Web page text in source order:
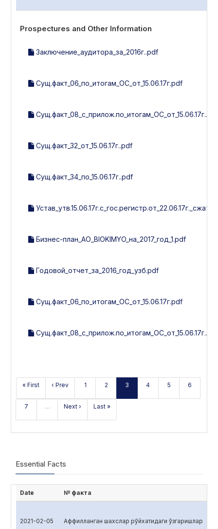
Prospectures and Other Information
Заключение_аудитора_за_2016г..pdf
Сущ.факт_06_по_итогам_ОС_от_15.06.17г.pdf
Сущ.факт_08_с_прилож.по_итогам_ОС_от_15.06.17г..pdf
Сущ.факт_32_от_15.06.17г..pdf
Сущ.факт_34_по_15.06.17г..pdf
Бизнес-план_АО_BIOKIMYO_на_2017_год_1.pdf
Годовой_отчет_за_2016_год_узб.pdf
Сущ.факт_06_по_итогам_ОС_от_15.06.17г.pdf
Сущ.факт_08_с_прилож.по_итогам_ОС_от_15.06.17г..pdf
« First ‹ Prev 1 2 3 4 5 6
7 … Next › Last »
Essential Facts
Date № факта
2021-02-05 Аффилланган шахслар рўйхатидаги ўзгаришлар